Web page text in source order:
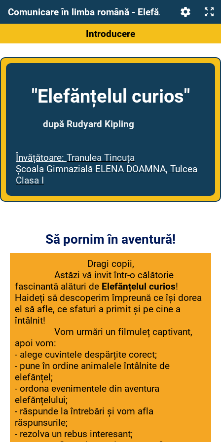
Comunicare în limba română - Elefănțelul curios
Introducere
"Elefănțelul curios"
după Rudyard Kipling
Învățătoare: Tranulea Tincuța
Școala Gimnazială ELENA DOAMNA, Tulcea
Clasa I
Să pornim în aventură!
Dragi copii,
Astăzi vă invit într-o călătorie
fascinantă alături de Elefănțelul curios!
Haideți să descoperim împreună ce își dorea
el să afle, ce sfaturi a primit și pe cine a
întâlnit!
Vom urmări un filmuleț captivant,
apoi vom:
- alege cuvintele despărțite corect;
- pune în ordine animalele întâlnite de
elefănțel;
- ordona evenimentele din aventura
elefănțelului;
- răspunde la întrebări și vom afla
răspunsurile;
- rezolva un rebus interesant;